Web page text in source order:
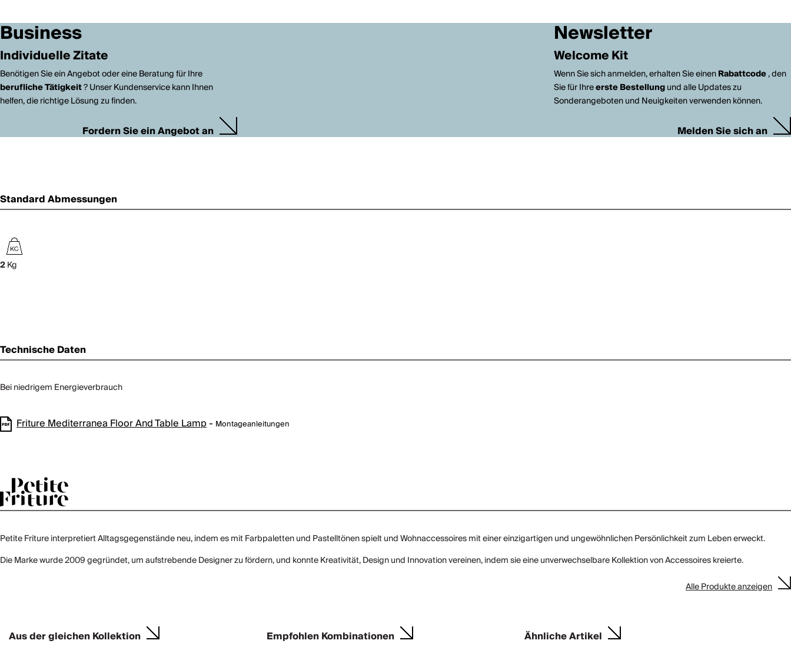
Business
Individuelle Zitate
Benötigen Sie ein Angebot oder eine Beratung für Ihre
berufliche Tätigkeit? Unser Kundenservice kann Ihnen
helfen, die richtige Lösung zu finden.
Fordern Sie ein Angebot an
Newsletter
Welcome Kit
Wenn Sie sich anmelden, erhalten Sie einenRabattcode, den
Sie für Ihreerste Bestellungund alle Updates zu
Sonderangeboten und Neuigkeiten verwenden können.
Melden Sie sich an
Standard Abmessungen
2Kg
Technische Daten
Bei niedrigem Energieverbrauch
Friture Mediterranea Floor And Table Lamp- Montageanleitungen
Petite Friture interpretiert Alltagsgegenstände neu, indem es mit Farbpaletten und Pastelltönen spielt und Wohnaccessoires mit einer einzigartigen und ungewöhnlichen Persönlichkeit zum Leben erweckt.
Die Marke wurde 2009 gegründet, um aufstrebende Designer zu fördern, und konnte Kreativität, Design und Innovation vereinen, indem sie eine unverwechselbare Kollektion von Accessoires kreierte.
Alle Produkte anzeigen
Aus der gleichen Kollektion Empfohlen Kombinationen Ähnliche Artikel